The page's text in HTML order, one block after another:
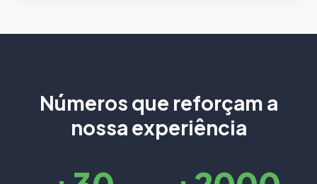
Números que reforçam a
nossa experiência